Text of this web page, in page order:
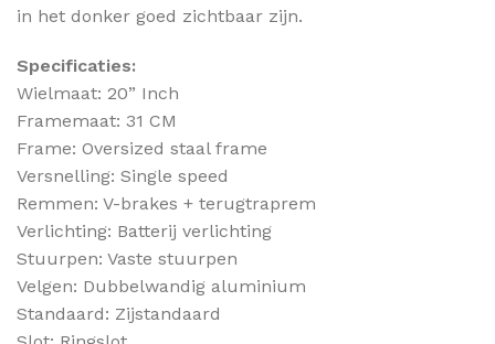
in het donker goed zichtbaar zijn.
Specificaties:
Wielmaat: 20” Inch
Framemaat: 31 CM
Frame: Oversized staal frame
Versnelling: Single speed
Remmen: V-brakes + terugtraprem
Verlichting: Batterij verlichting
Stuurpen: Vaste stuurpen
Velgen: Dubbelwandig aluminium
Standaard: Zijstandaard